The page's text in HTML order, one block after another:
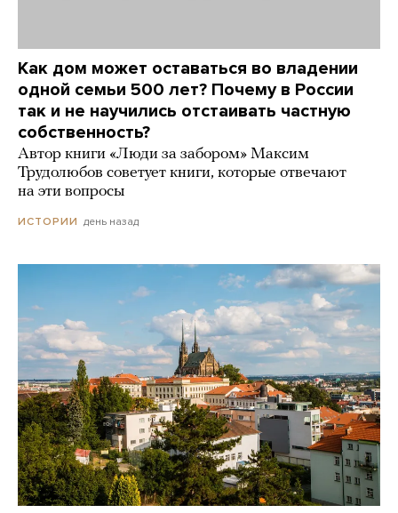
Как дом может оставаться во владении
одной семьи 500 лет? Почему в России
так и не научились отстаивать частную
собственность?
Автор книги «Люди за забором» Максим
Трудолюбов советует книги, которые отвечают
на эти вопросы
ИСТОРИИ день назад